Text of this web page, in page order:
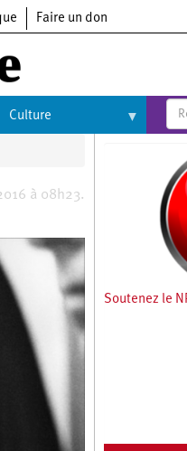
Faire un don
Culture
à 08h23.
Soutenez le